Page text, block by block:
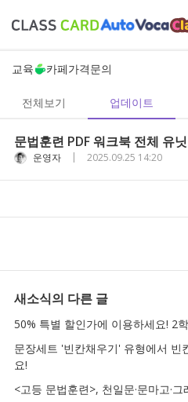
교육 카페가격문의
전체보기 업데이트
문법훈련 PDF 워크북 전체 유
운영자 | 2025.09.25 14:20
새소식의 다른 글
50% 특별 할인가에 이용하세요! 2
문장세트 '빈칸채우기' 유형에서 빈
요!
<고등 문법훈련>, 천일문·문마고·